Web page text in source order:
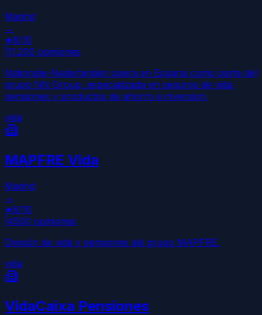
Madrid
→
★8/10
11.200 opiniones
Nationale-Nederlanden opera en Espana como parte del
grupo NN Group, especializada en seguros de vida,
pensiones y productos de ahorro e inversion.
vida
MAPFRE Vida
Madrid
→
★8/10
4500 opiniones
División de vida y pensiones del grupo MAPFRE.
vida
VidaCaixa Pensiones